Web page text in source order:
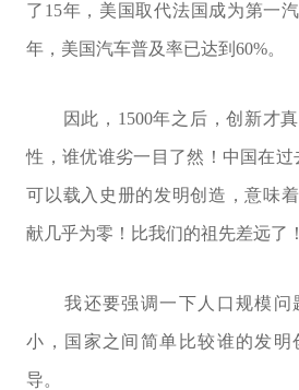
了15年，美国取代法国成为第一
年，美国汽车普及率已达到60%。
因此，1500年之后，创新才真
性，谁优谁劣一目了然！中国在过
可以载入史册的发明创造，意味
献几乎为零！比我们的祖先差远了！
我还要强调一下人口规模问
小，国家之间简单比较谁的发明
导。